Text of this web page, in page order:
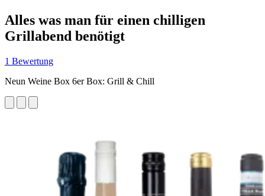
Alles was man für einen chilligen
Grillabend benötigt
1 Bewertung
Neun Weine Box 6er Box: Grill & Chill